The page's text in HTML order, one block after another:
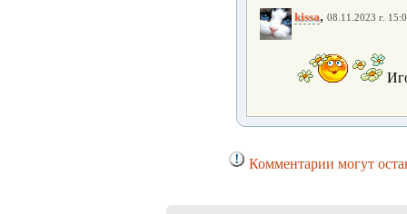
kissa, 08.11.2023 г.
Комментарии могут